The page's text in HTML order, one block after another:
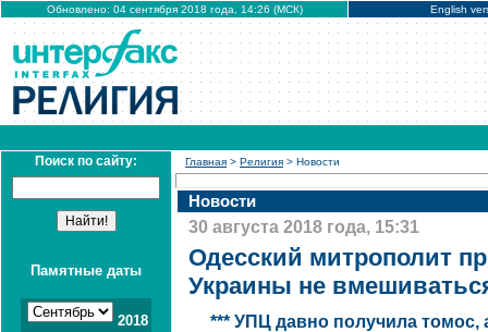
Обновлено: 04 сентября 2018 года, 14:26 (МСК) English
Поиск по сайту:
Памятные даты
2018
Главная > Религия > Новости
Новости
30 августа 2018 года, 15:31
Одесский митрополит
Украины не
*** УПЦ давно получила томос,